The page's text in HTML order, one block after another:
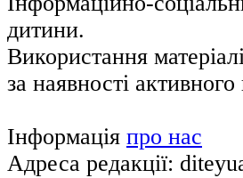
дитини.
Використання
за наявності
Інформація про нас
Адреса редакції: